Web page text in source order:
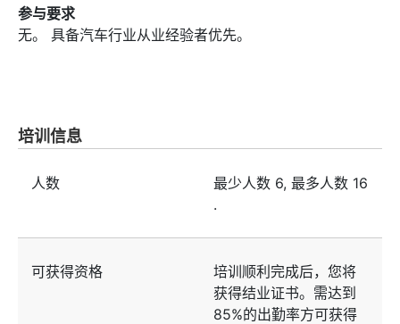
参与要求
无。 具备汽车行业从业经验者优先。
培训信息
人数 最少人数 6, 最多人数 16
.
可获得资格
培训顺利完成后，您将
获得结业证书。需达到
85%的出勤率方可获得